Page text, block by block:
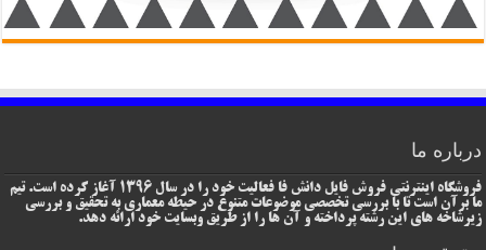
درباره ما
فروشگاه اینترنتی فروش فایل دانش فا فعالیت خود را در سال 1396 آغاز کرده است. تیم
ما برآن است تا با بررسی تخصصی موضوعات متنوع در حیطه معماری به تحقیق و بررسی
زیرشاخه های این رشته پرداخته و آن ها را از طریق وبسایت خود ارائه دهد.